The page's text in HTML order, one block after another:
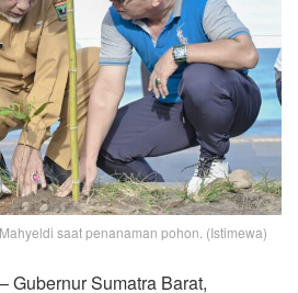
saat penanaman pohon. (Istimewa)
– Gubernur Sumatra Barat,